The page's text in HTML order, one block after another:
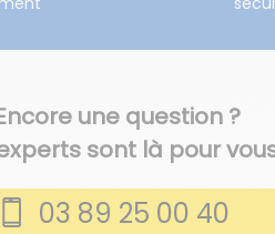
une question ?
sont là pour
03 89 25 00 40